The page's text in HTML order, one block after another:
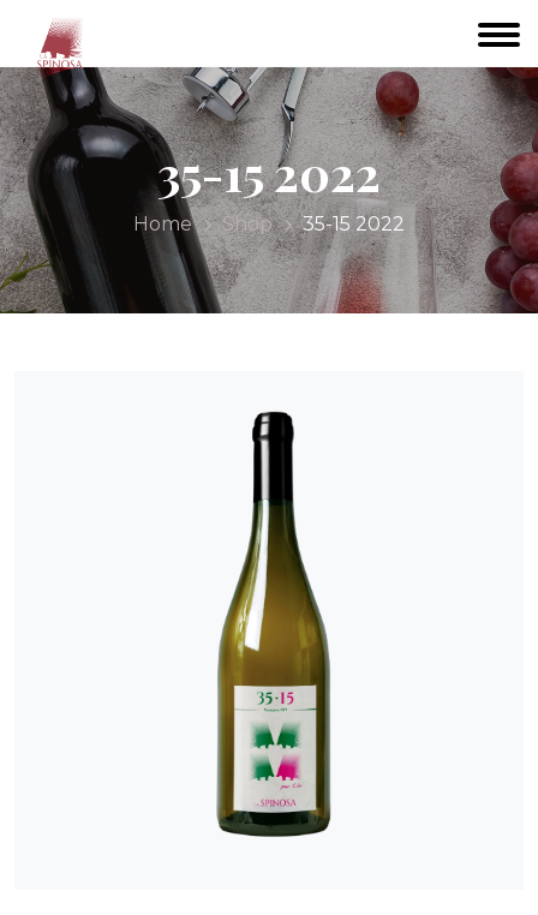
35-15 2022
Home Shop 35-15 2022